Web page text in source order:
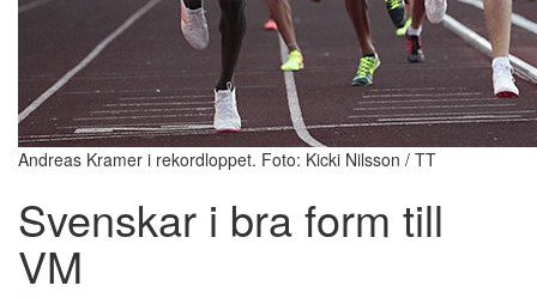
Andreas Kramer i rekordloppet. Foto: Kicki Nilsson / TT
Svenskar i bra form till
VM